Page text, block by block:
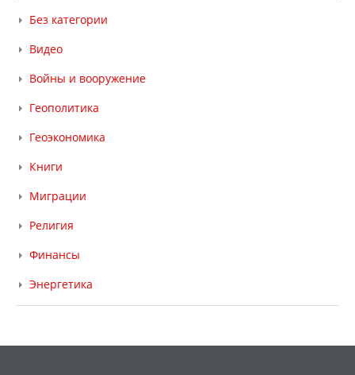
Без категории
Видео
Войны и вооружение
Геополитика
Геоэкономика
Книги
Миграции
Религия
Финансы
Энергетика